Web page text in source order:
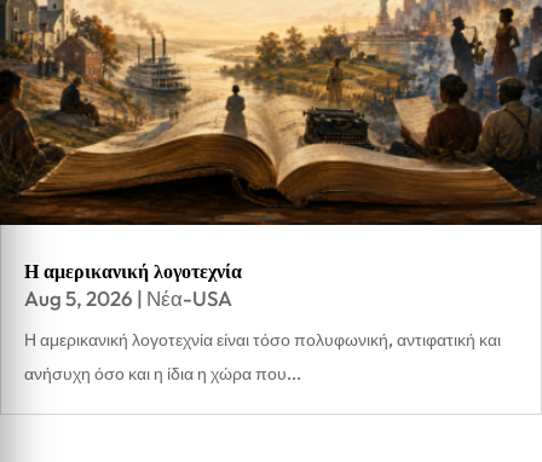
Η αμερικανική λογοτεχνία
Aug 5, 2026 | Νέα-USA
Η αμερικανική λογοτεχνία είναι τόσο πολυφωνική, αντιφατική και
ανήσυχη όσο και η ίδια η χώρα που...